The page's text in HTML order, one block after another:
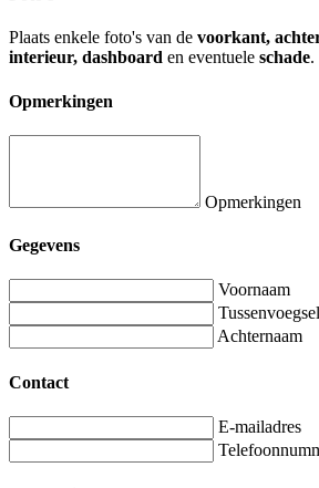
Plaats enkele foto's van de voorkant,
interieur, dashboard en eventuele schade.
Opmerkingen
Opmerkingen
Gegevens
Voornaam
Tussenvoegsel
Achternaam
Contact
E-mailadres